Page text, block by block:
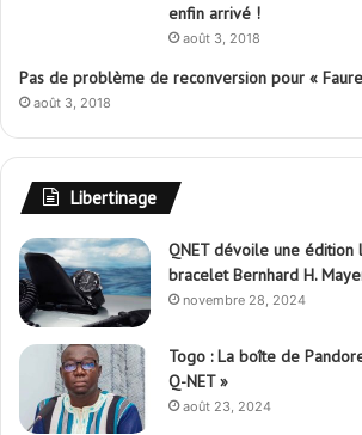
enfin arrivé !
août 3, 2018
Pas de problème de reconversion pour «
août 3, 2018
Libertinage
QNET dévoile une
bracelet Bernhard H.
novembre 28, 2024
Togo : La boîte de
Q-NET »
août 23, 2024